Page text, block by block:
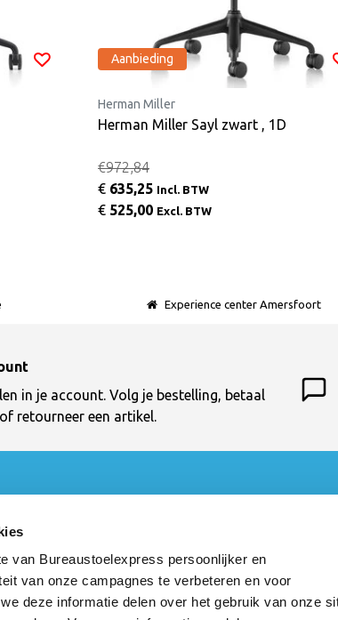
van Bureaustoelexpress persoonlijker en
van onze campagnes te verbeteren en voor
deze informatie delen over het gebruik van onze
Aanbieding
Herman Miller
Herman Miller Sayl zwart , 1D
€972,84
€ 635,25 Incl. BTW
€ 525,00 Excl. BTW
Experience center Amersfoort
in je account. Volg je bestelling, betaal
retourneer een artikel.
Vergaderen
Ontvangst
Kasten